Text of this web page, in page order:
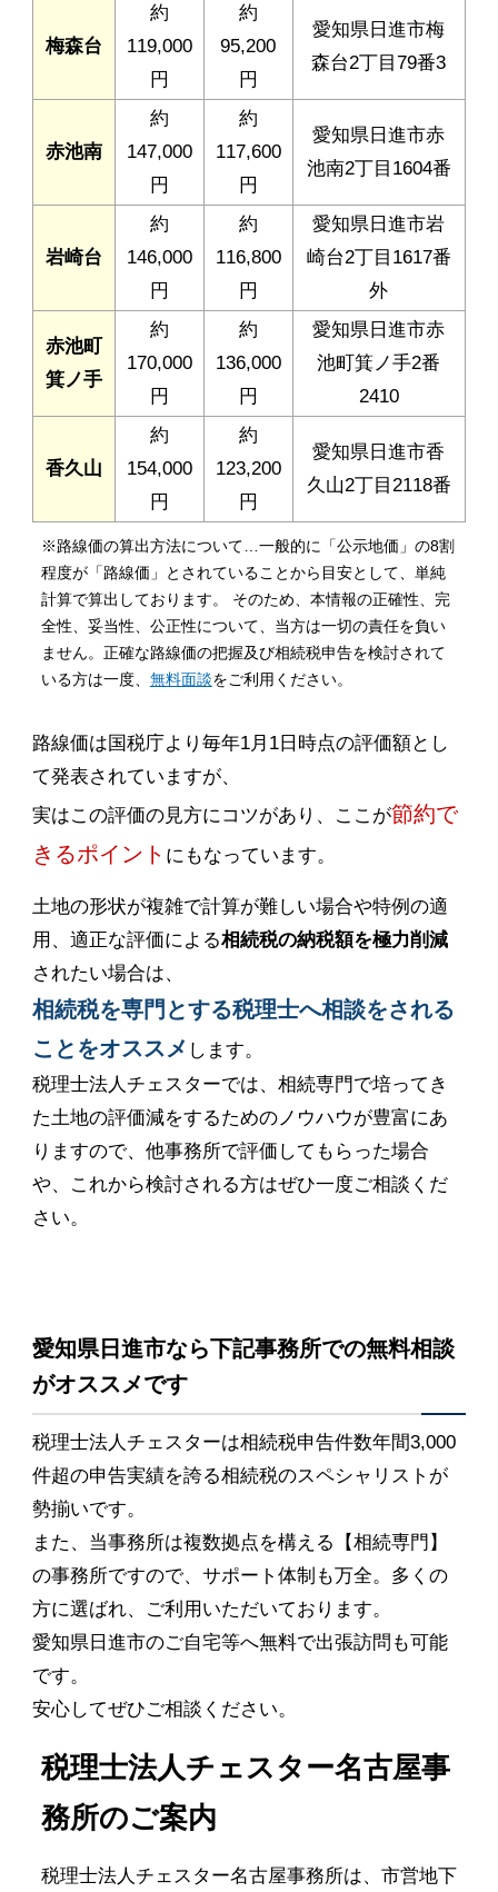
梅森台
約
119,000
円
約
95,200
円
愛知県日進市梅
森台2丁目79番3
赤池南
約
147,000
円
約
117,600
円
愛知県日進市赤
池南2丁目1604番
岩崎台
約
146,000
円
約
116,800
円
愛知県日進市岩
崎台2丁目1617番
外
赤池町
箕ノ手
約
170,000
円
約
136,000
円
愛知県日進市赤
池町箕ノ手2番
2410
香久山
約
154,000
円
約
123,200
円
愛知県日進市香
久山2丁目2118番
※路線価の算出方法について…一般的に「公示地価」の8割
程度が「路線価」とされていることから目安として、単純
計算で算出しております。 そのため、本情報の正確性、完
全性、妥当性、公正性について、当方は一切の責任を負い
ません。正確な路線価の把握及び相続税申告を検討されて
いる方は一度、 無料面談をご利用ください。
路線価は国税庁より毎年1月1日時点の評価額とし
て発表されていますが、
実はこの評価の見方にコツがあり、ここが節約で
きるポイント にもなっています。
土地の形状が複雑で計算が難しい場合や特例の適
用、適正な評価による相続税の納税額を極力削減
されたい場合は、
相続税を専門とする税理士へ相談をされる
ことをオススメ します。
税理士法人チェスターでは、相続専門で培ってき
た土地の評価減をするためのノウハウが豊富にあ
りますので、他事務所で評価してもらった場合
や、これから検討される方はぜひ一度ご相談くだ
さい。
愛知県日進市なら下記事務所での無料相談
がオススメです
税理士法人チェスターは相続税申告件数年間3,000
件超の申告実績を誇る相続税のスペシャリストが
勢揃いです。
また、当事務所は複数拠点を構える【相続専門】
の事務所ですので、サポート体制も万全。多くの
方に選ばれ、ご利用いただいております。
愛知県日進市のご自宅等へ無料で出張訪問も可能
です。
安心してぜひご相談ください。
税理士法人チェスター名古屋事
務所のご案内
税理士法人チェスター名古屋事務所は、市営地下